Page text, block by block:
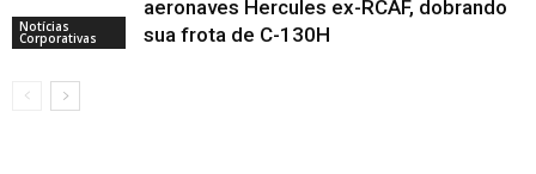
Notícias
Corporativas
aeronaves Hercules ex-RCAF, dobrando
sua frota de C-130H